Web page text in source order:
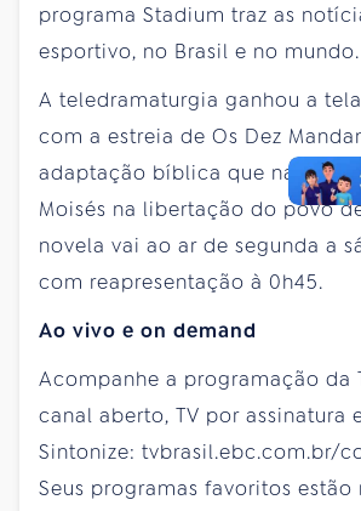
programa Stadium traz as
esportivo, no Brasil e no mundo.
A teledramaturgia ganhou a
com a estreia de Os Dez
adaptação bíblica que narra a
Moisés na libertação do povo
novela vai ao ar de segunda a
com reapresentação à 0h45.
Ao vivo e on demand
Acompanhe a programação da
canal aberto, TV por assinatura
Sintonize: tvbrasil.ebc.com.br/
Seus programas favoritos estão